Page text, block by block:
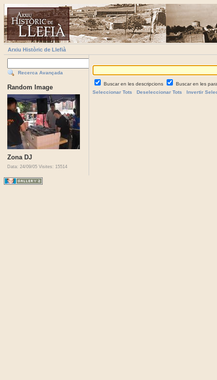
Arxiu Històric de Llefià
Recerca Avançada
Random Image
Zona DJ
Data: 24/09/05 Visites: 15514
Buscar en les descripcions
Buscar en les
Seleccionar Tots
Deseleccionar Tots Invertir